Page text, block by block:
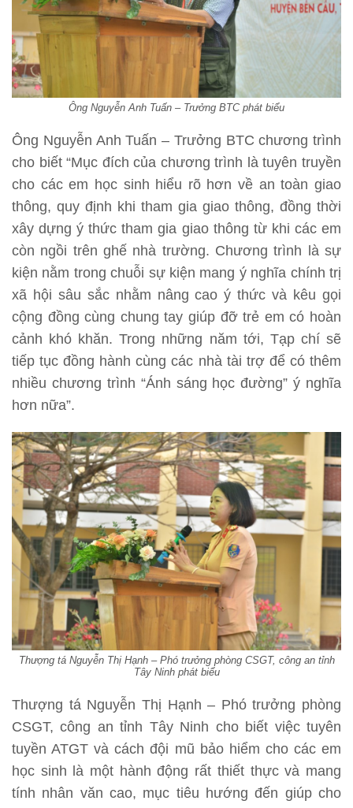
Ông Nguyễn Anh Tuấn – Trưởng BTC phát biểu
Ông Nguyễn Anh Tuấn – Trưởng BTC chương trình
cho biết “Mục đích của chương trình là tuyên truyền
cho các em học sinh hiểu rõ hơn về an toàn giao
thông, quy định khi tham gia giao thông, đồng thời
xây dựng ý thức tham gia giao thông từ khi các em
còn ngồi trên ghế nhà trường. Chương trình là sự
kiện nằm trong chuỗi sự kiện mang ý nghĩa chính trị
xã hội sâu sắc nhằm nâng cao ý thức và kêu gọi
cộng đồng cùng chung tay giúp đỡ trẻ em có hoàn
cảnh khó khăn. Trong những năm tới, Tạp chí sẽ
tiếp tục đồng hành cùng các nhà tài trợ để có thêm
nhiều chương trình “Ánh sáng học đường” ý nghĩa
hơn nữa”.
Thượng tá Nguyễn Thị Hạnh – Phó trưởng phòng CSGT, công an tỉnh
Tây Ninh phát biểu
Thượng tá Nguyễn Thị Hạnh – Phó trưởng phòng
CSGT, công an tỉnh Tây Ninh cho biết việc tuyên
tuyền ATGT và cách đội mũ bảo hiểm cho các em
học sinh là một hành động rất thiết thực và mang
tính nhân văn cao, mục tiêu hướng đến giúp cho